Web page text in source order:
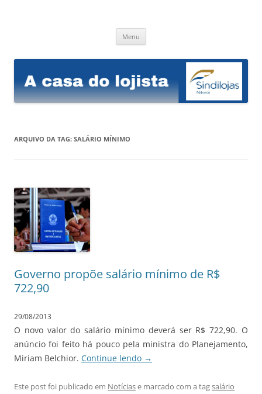
Menu
conteúdo
ARQUIVO DA TAG: SALÁRIO MÍNIMO
Governo propõe salário mínimo de R$
722,90
29/08/2013
O novo valor do salário mínimo deverá ser R$ 722,90. O
anúncio foi feito há pouco pela ministra do Planejamento,
Miriam Belchior. Continue lendo →
Este post foi publicado em Notíciase marcado com a tagsalário